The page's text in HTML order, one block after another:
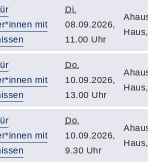
mit
Di.
08.09.2026,
11.00 Uhr
mit
Do.
10.09.2026,
13.00 Uhr
mit
Do.
10.09.2026,
9.30 Uhr